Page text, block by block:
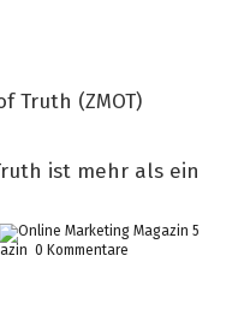
Truth (ZMOT)
ist mehr als ein
5
0 Kommentare